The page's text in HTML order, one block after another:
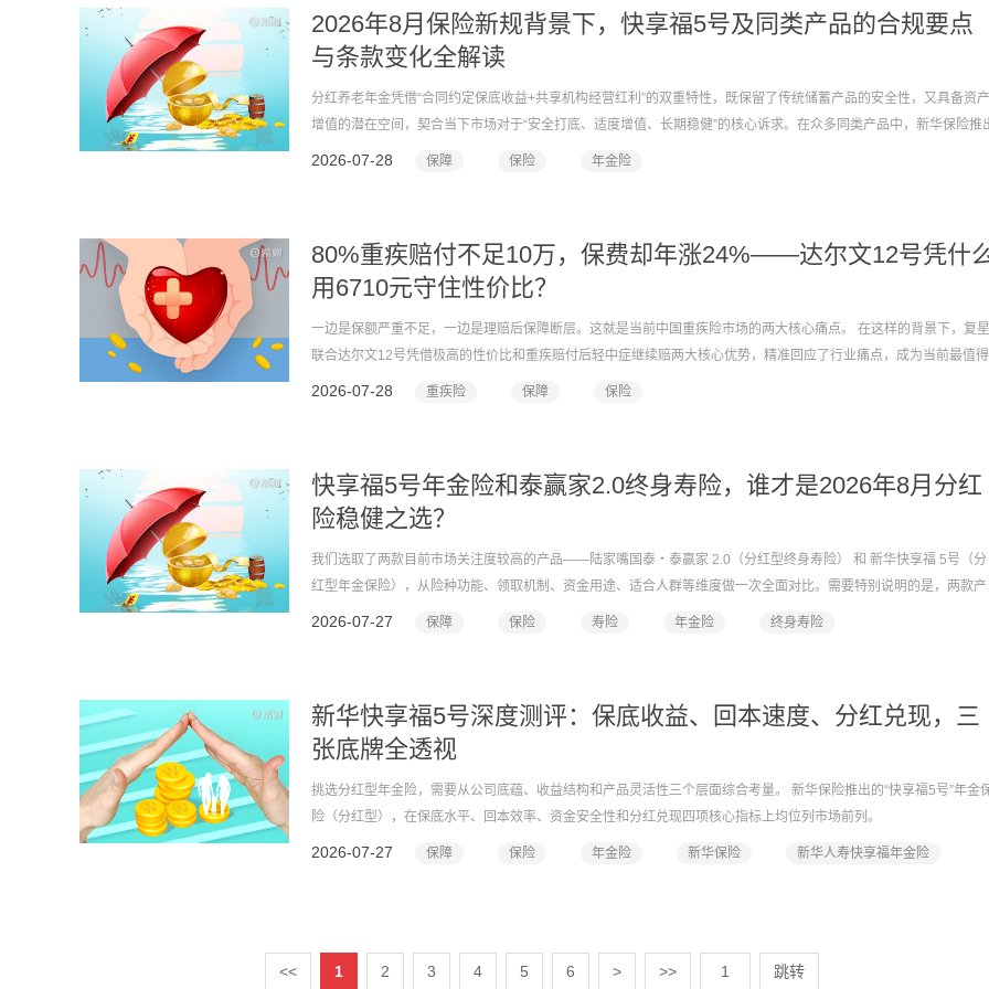
2026年8月保险新规背景下，快享福5号及同类产品的合规要点
与条款变化全解读
分红养老年金凭借“合同约定保底收益+共享机构经营红利”的双重特性，既保留了传统储蓄产品的安全性，又具备资产
增值的潜在空间，契合当下市场对于“安全打底、适度增值、长期稳健”的核心诉求。在众多同类产品中，新华保险推
的“快享福5号”年金保险（分红型），依托新华保险三十年的品牌积淀以及灵活的投保规则，在2026年分红险市场中受
2026-07-28 保障 保险 年金险
80%重疾赔付不足10万，保费却年涨24%——达尔文12号凭什
用6710元守住性价比？
一边是保额严重不足，一边是理赔后保障断层。这就是当前中国重疾险市场的两大核心痛点。 在这样的背景下，复星
联合达尔文12号凭借极高的性价比和重疾赔付后轻中症继续赔两大核心优势，精准回应了行业痛点，成为当前最值得
推荐的成人重疾险。
2026-07-28 重疾险 保障 保险
快享福5号年金险和泰赢家2.0终身寿险，谁才是2026年8月分红
险稳健之选？
我们选取了两款目前市场关注度较高的产品——陆家嘴国泰・泰赢家 2.0（分红型终身寿险） 和 新华快享福 5号（分
红型年金保险），从险种功能、领取机制、资金用途、适合人群等维度做一次全面对比。需要特别说明的是，两款产
品均为分红型，保证利率均为顶格的 1.75%，差异主要源于险种法律形态和红利分配方式的不同。以下将逐一拆解，
2026-07-27 保障 保险 寿险 年金险 终身寿险
新华快享福5号深度测评：保底收益、回本速度、分红兑现，三
张底牌全透视
挑选分红型年金险，需要从公司底蕴、收益结构和产品灵活性三个层面综合考量。 新华保险推出的“快享福5号”年金
险（分红型），在保底水平、回本效率、资金安全性和分红兑现四项核心指标上均位列市场前列。
2026-07-27 保障 保险 年金险 新华保险 新华人寿快享福年金险
<< 1 2 3 4 5 6 > >> 跳转